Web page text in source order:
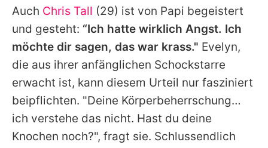
Auch Chris Tall (29) ist von Papi begeistert
und gesteht: “Ich hatte wirklich Angst. Ich
möchte dir sagen, das war krass." Evelyn,
die aus ihrer anfänglichen Schockstarre
erwacht ist, kann diesem Urteil nur fasziniert
beipflichten. "Deine Körperbeherrschung…
ich verstehe das nicht. Hast du deine
Knochen noch?", fragt sie. Schlussendlich